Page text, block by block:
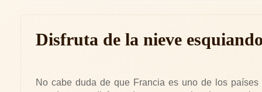
Disfruta de la nieve
No cabe duda de que Francia es uno de los